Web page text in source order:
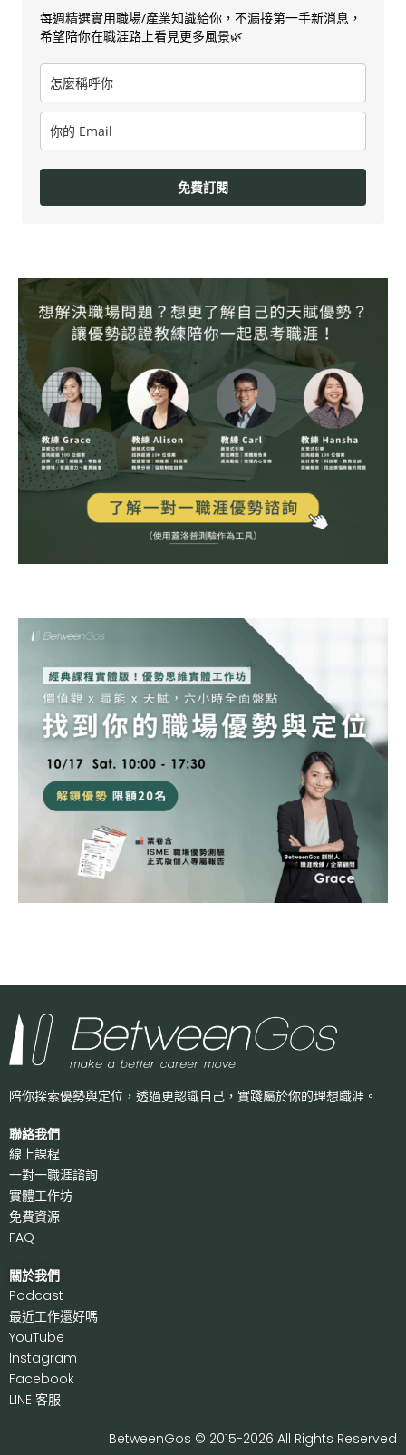
每週精選實用職場/產業知識給你，不漏接第一手新消息，
希望陪你在職涯路上看見更多風景🌿
免費訂閱
陪你探索優勢與定位，透過更認識自己， 實踐屬於你的理想職涯。
聯絡我們
線上課程
一對一職涯諮詢
實體工作坊
免費資源
FAQ
關於我們
Podcast
最近工作還好嗎
YouTube
Instagram
Facebook
LINE 客服
BetweenGos © 2015-2026 All Rights Reserved